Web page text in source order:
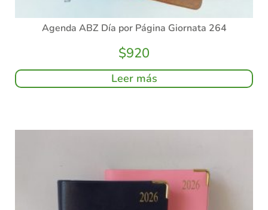
Agenda ABZ Día por Página Giornata 264
$920
Leer más